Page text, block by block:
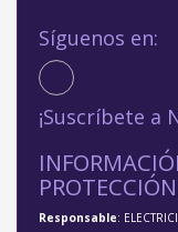
Síguenos en:
¡Suscríbete a
Responsable: